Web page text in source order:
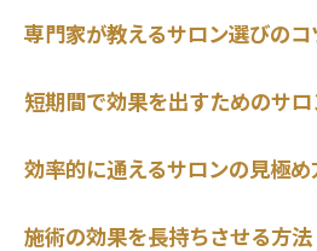
専門家が教えるサロン選びのコ
短期間で効果を出すためのサロ
効率的に通えるサロンの見極め
施術の効果を長持ちさせる方法